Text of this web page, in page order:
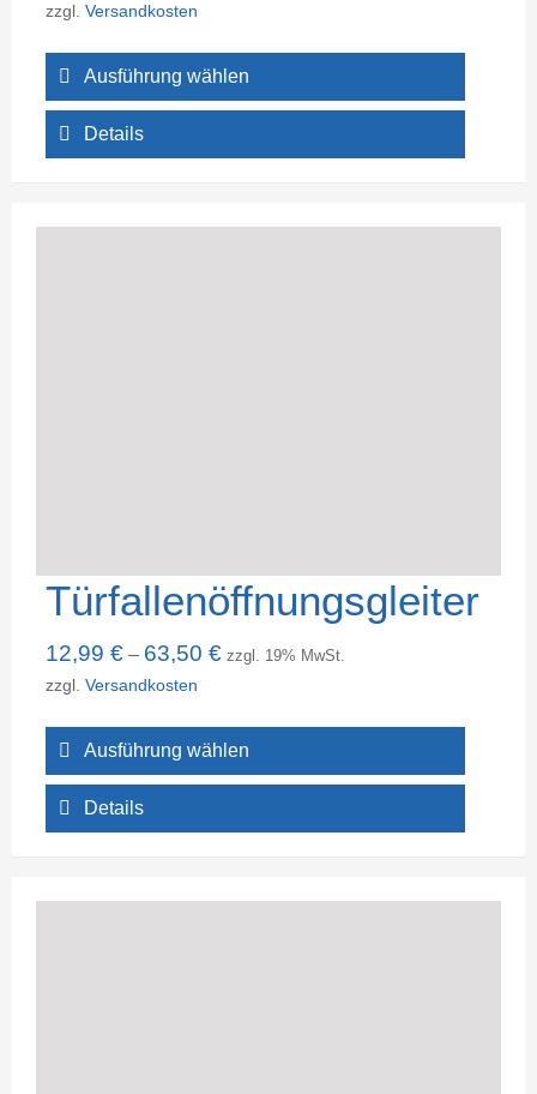
zzgl. Versandkosten
Ausführung wählen
Details
Türfallenöffnungsgleiter
12,99 €– 63,50 € zzgl. 19% MwSt.
zzgl. Versandkosten
Ausführung wählen
Details